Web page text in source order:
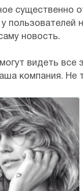
существенно
пользователей
новость.
видеть все
компания. Не